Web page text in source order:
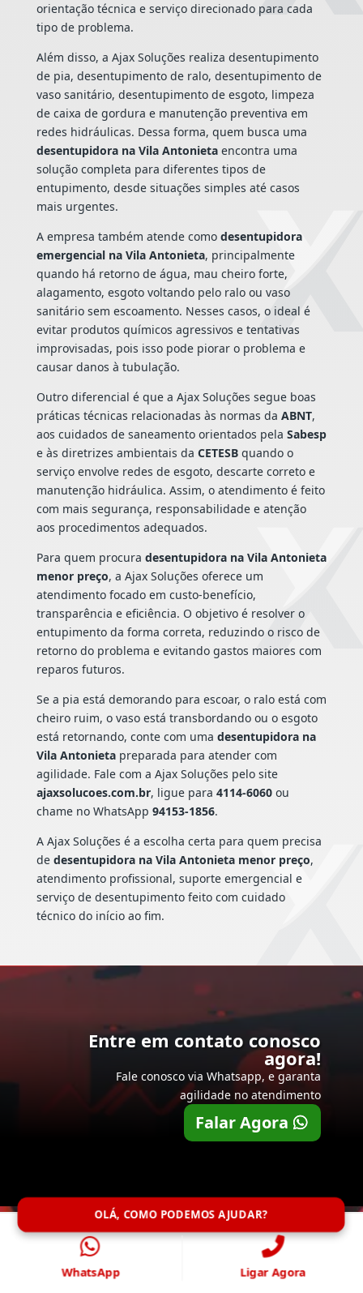
orientação técnica e serviço direcionado para cada
tipo de problema.
Além disso, a Ajax Soluções realiza desentupimento
de pia, desentupimento de ralo, desentupimento de
vaso sanitário, desentupimento de esgoto, limpeza
de caixa de gordura e manutenção preventiva em
redes hidráulicas. Dessa forma, quem busca uma
desentupidora na Vila Antonietaencontra uma
solução completa para diferentes tipos de
entupimento, desde situações simples até casos
mais urgentes.
A empresa também atende como desentupidora
emergencial na Vila Antonieta, principalmente
quando há retorno de água, mau cheiro forte,
alagamento, esgoto voltando pelo ralo ou vaso
sanitário sem escoamento. Nesses casos, o ideal é
evitar produtos químicos agressivos e tentativas
improvisadas, pois isso pode piorar o problema e
causar danos à tubulação.
Outro diferencial é que a Ajax Soluções segue boas
práticas técnicas relacionadas às normas da ABNT,
aos cuidados de saneamento orientados pela Sabesp
e às diretrizes ambientais da CETESBquando o
serviço envolve redes de esgoto, descarte correto e
manutenção hidráulica. Assim, o atendimento é feito
com mais segurança, responsabilidade e atenção
aos procedimentos adequados.
Para quem procura desentupidora na Vila Antonieta
menor preço, a Ajax Soluções oferece um
atendimento focado em custo-benefício,
transparência e eficiência. O objetivo é resolver o
entupimento da forma correta, reduzindo o risco de
retorno do problema e evitando gastos maiores com
reparos futuros.
Se a pia está demorando para escoar, o ralo está com
cheiro ruim, o vaso está transbordando ou o esgoto
está retornando, conte com uma desentupidora na
Vila Antonietapreparada para atender com
agilidade. Fale com a Ajax Soluções pelo site
ajaxsolucoes.com.br, ligue para 4114-6060ou
chame no WhatsApp 94153-1856.
A Ajax Soluções é a escolha certa para quem precisa
de desentupidora na Vila Antonieta menor preço,
atendimento profissional, suporte emergencial e
serviço de desentupimento feito com cuidado
técnico do início ao fim.
Entre em contato conosco
agora!
Fale conosco via Whatsapp, e garanta
agilidade no atendimento
Falar Agora
OLÁ, COMO PODEMOS AJUDAR?
WhatsApp Ligar Agora